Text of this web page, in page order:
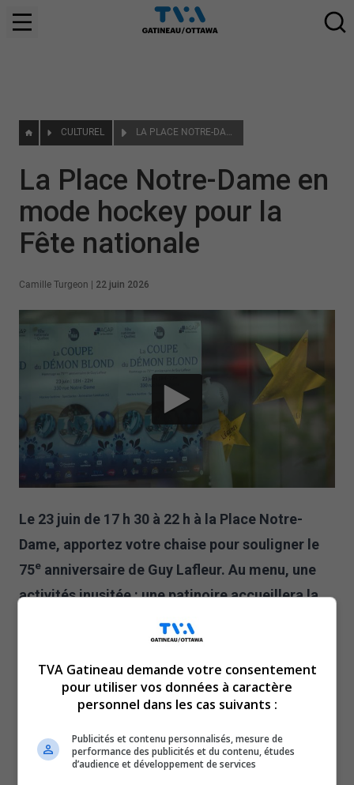
CULTUREL LA PLACE NOTRE-DAME EN MODE HOCKEY POUR LA FÊTE NATIONALE
La Place Notre-Dame en
mode hockey pour la
Fête nationale
Camille Turgeon 22 juin 2026
Le 23 juin de 17 h 30 à 22 h à la Place Notre-
Dame, apportez votre chaise pour souligner le
75e anniversaire de Guy Lafleur. Au menu, une
activités inusitée : une patinoire accueillera la
édition de la Coupe du Démon blond, où des
anciens joueurs, mais également des joueurs
actuels de la LNH joueront aux côtés de
membres de la communauté. Des jeux
thème du hockey, des spectacles et une chasse
aux indices pour tenter de remporter un prix
TVA Gatineau demande votre consentement
pour utiliser vos données à caractère
personnel dans les cas suivants :
Publicités et contenu personnalisés, mesure de
performance des publicités et du contenu, études
d’audience et développement de services